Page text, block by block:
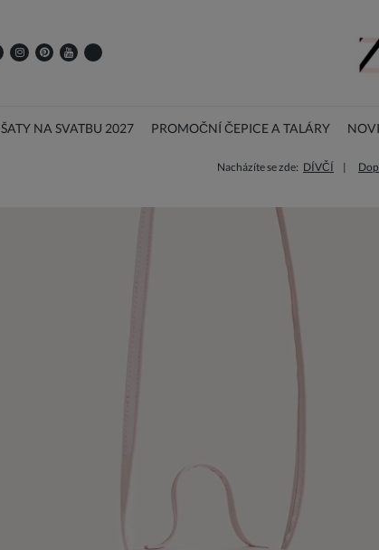
ŠATY NA SVATBU 2027 PROMOČNÍ ČEPICE A TALÁRY
Nacházíte se zde: DÍVČÍ